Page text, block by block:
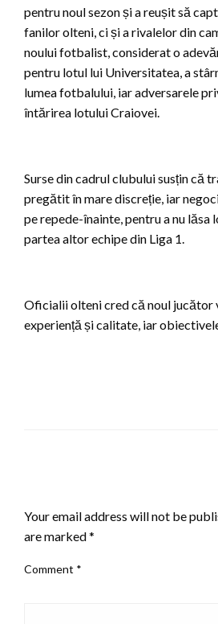
pentru noul sezon și a reușit să
fanilor olteni, ci și a rivalelor din
noului fotbalist, considerat o
pentru lotul lui Universitatea, a
lumea fotbalului, iar adversarele
întărirea lotului Craiovei.
Surse din cadrul clubului susțin că
pregătit în mare discreție, iar
pe repede-înainte, pentru a nu lăsa
partea altor echipe din Liga 1.
Oficialii olteni cred că noul jucător
experiență și calitate, iar
Your email address will not be
are marked*
Comment *